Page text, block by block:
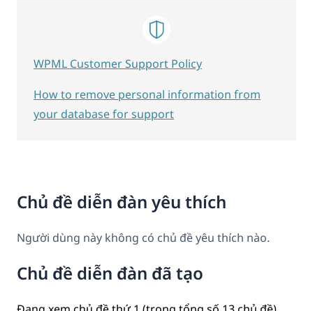
Chủ đề diễn đàn yêu thích
Người dùng này không có chủ đề yêu thích nào.
Chủ đề diễn đàn đã tạo
WPML Customer Support Policy
How to remove personal information from
your database for support